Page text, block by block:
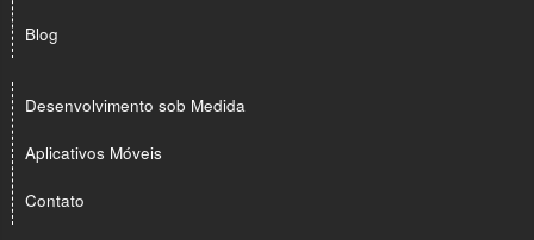
Blog
Desenvolvimento sob Medida
Aplicativos Móveis
Contato